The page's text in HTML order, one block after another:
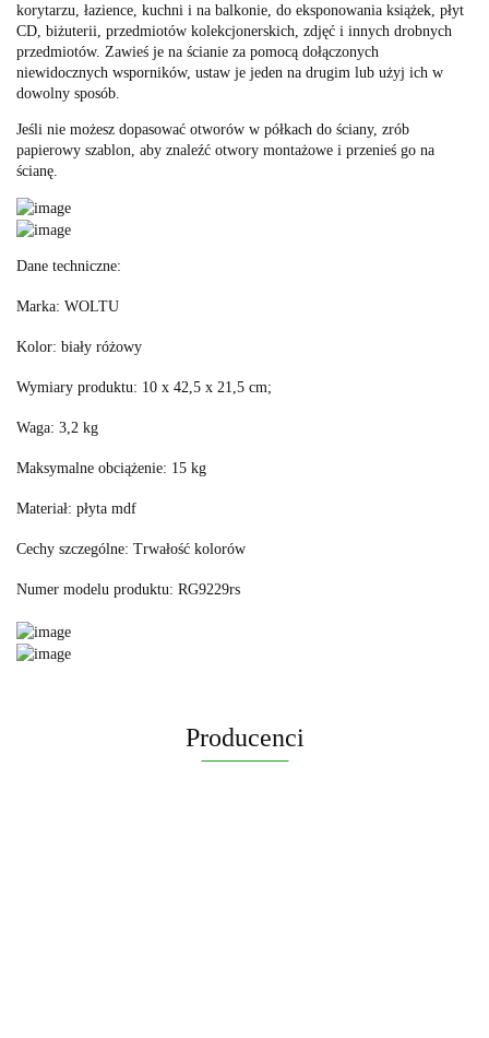
korytarzu, łazience, kuchni i na balkonie, do eksponowania książek, płyt
CD, biżuterii, przedmiotów kolekcjonerskich, zdjęć i innych drobnych
przedmiotów. Zawieś je na ścianie za pomocą dołączonych
niewidocznych wsporników, ustaw je jeden na drugim lub użyj ich w
dowolny sposób.
Jeśli nie możesz dopasować otworów w półkach do ściany, zrób
papierowy szablon, aby znaleźć otwory montażowe i przenieś go na
ścianę.
Dane techniczne:
Marka: ‎WOLTU
Kolor: ‎biały różowy
Wymiary produktu: ‎10 x 42,5 x 21,5 cm;
Waga: 3,2 kg
Maksymalne obciążenie: ‎15 kg
Materiał: płyta mdf
Cechy szczególne: ‎Trwałość kolorów
Numer modelu produktu: ‎RG9229rs
Producenci